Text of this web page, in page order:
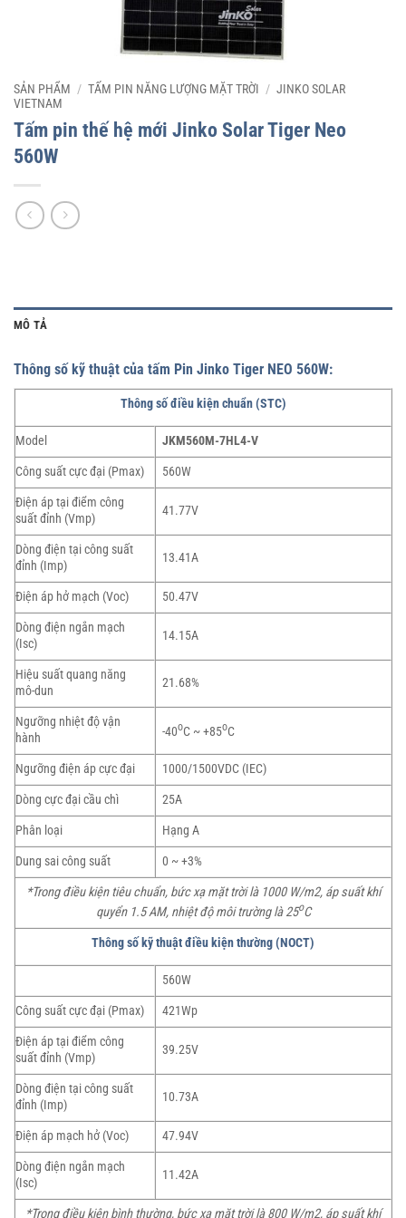
SẢN PHẨM / TẤM PIN NĂNG LƯỢNG MẶT TRỜI / JINKO SOLAR
VIETNAM
Tấm pin thế hệ mới Jinko Solar Tiger Neo
560W
MÔ TẢ
Thông số kỹ thuật của tấm Pin Jinko Tiger NEO 560W:
Thông số điều kiện chuẩn (STC)
Model
JKM560M-7HL4-V
Công suất cực đại (Pmax)
560W
Điện áp tại điểm công
suất đỉnh (Vmp)
41.77V
Dòng điện tại công suất
đỉnh (Imp)
13.41A
Điện áp hở mạch (Voc)
50.47V
Dòng điện ngắn mạch
(Isc)
14.15A
Hiệu suất quang năng
mô-dun
21.68%
Ngưỡng nhiệt độ vận
hành
-40oC ~ +85oC
Ngưỡng điện áp cực đại
1000/1500VDC (IEC)
Dòng cực đại cầu chì
25A
Phân loại
Hạng A
Dung sai công suất
0 ~ +3%
*Trong điều kiện tiêu chuẩn, bức xạ mặt trời là 1000 W/m2, áp suất khí
quyển 1.5 AM, nhiệt độ môi trường là 25oC
Thông số kỹ thuật điều kiện thường (NOCT)
560W
Công suất cực đại (Pmax)
421Wp
Điện áp tại điểm công
suất đỉnh (Vmp)
39.25V
Dòng điện tại công suất
đỉnh (Imp)
10.73A
Điện áp mạch hở (Voc)
47.94V
Dòng điện ngắn mạch
(Isc)
11.42A
*Trong điều kiện bình thường, bức xạ mặt trời là 800 W/m2, áp suất khí